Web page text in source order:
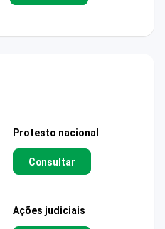
Protesto nacional
Consultar
Ações judiciais